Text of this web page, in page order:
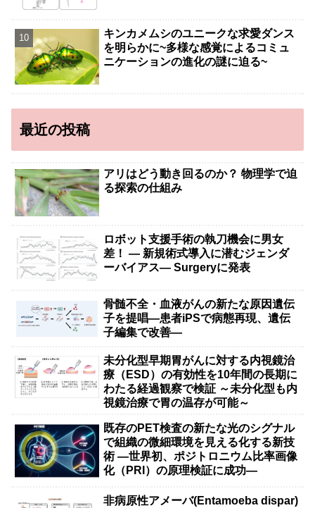
キンカメムシのユニークな求愛ダンス
を明らかに~多様な感覚によるコミュ
ニケーションの進化の謎に迫る~
最近の投稿
アリはどう動き回るのか？ 物理学で迫
る探索の仕組み
ロボット支援手術の執刀機会に男女
差！ — 新規術式導入に潜むジェンダ
ーバイアス— Surgeryに発表
骨髄不全・血液がんの新たな原因遺伝
子を提唱―患者iPSで病態再現、遺伝
子編集で改善―
未分化型早期胃がんに対する内視鏡治
療（ESD）の有効性を10年間の長期に
わたる経過観察で検証 ～未分化型も内
視鏡治療で胃の温存が可能～
既存のPET検査の新たな光のシグナル
で組織の微細環境を見える化する新技
術 ―世界初、ポジトロニウム比率画像
化（PRI）の原理検証に成功―
非病原性アメーバ(Entamoeba dispar)